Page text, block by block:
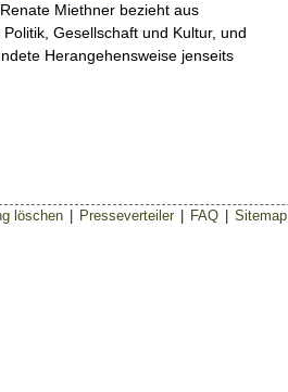
Miethner bezieht aus
Gesellschaft und Kultur, und
Herangehensweise jenseits
löschen Presseverteiler FAQ Sitemap